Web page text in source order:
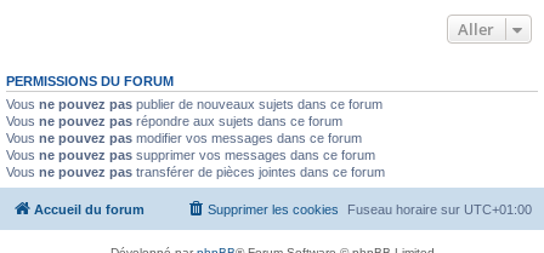
Aller
PERMISSIONS DU FORUM
Vous ne pouvez pas publier de nouveaux sujets dans ce forum
Vous ne pouvez pas répondre aux sujets dans ce forum
Vous ne pouvez pas modifier vos messages dans ce forum
Vous ne pouvez pas supprimer vos messages dans ce forum
Vous ne pouvez pas transférer de pièces jointes dans ce forum
Accueil du forum Fuseau horaire sur UTC+01:00
Supprimer les cookies